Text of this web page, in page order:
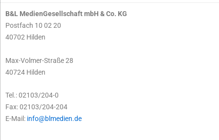
B&L MedienGesellschaft mbH & Co. KG
Postfach 10 02 20
40702 Hilden
Max-Volmer-Straße 28
40724 Hilden
Tel.: 02103/204-0
Fax: 02103/204-204
E-Mail: info@blmedien.de